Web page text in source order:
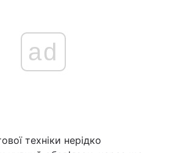
ad
техніки нерідко